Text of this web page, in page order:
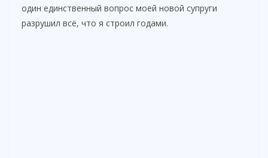
один единственный вопрос моей новой супруги
разрушил всё, что я строил годами.